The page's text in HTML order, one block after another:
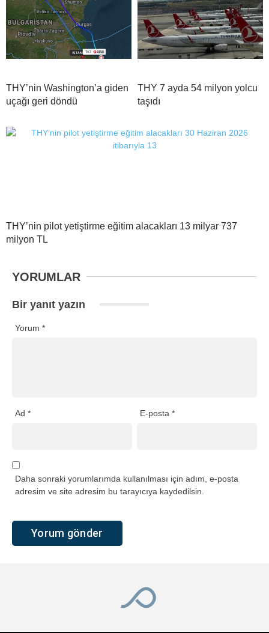
THY’nin Washington’a giden
uçağı geri döndü
THY 7 ayda 54 milyon yolcu
taşıdı
THY’nin pilot yetiştirme eğitim alacakları 13 milyar 737
milyon TL
YORUMLAR
Bir yanıt yazın
Yorum *
Ad * E-posta*
Daha sonraki yorumlarımda kullanılması için adım, e-posta
adresim ve site adresim bu tarayıcıya kaydedilsin.